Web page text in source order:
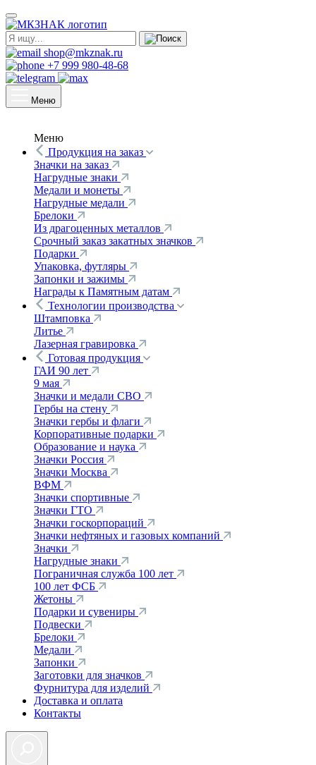
shop@mkznak.ru
+7 999 980-48-68
Меню
Меню
Продукция на заказ
Значки на заказ
Нагрудные знаки
Медали и монеты
Нагрудные медали
Брелоки
Из драгоценных металлов
Срочный заказ закатных значков
Подарки
Упаковка, футляры
Запонки и зажимы
Награды к Памятным датам
Технологии производства
Штамповка
Литье
Лазерная гравировка
Готовая продукция
ГАИ 90 лет
9 мая
Значки и медали СВО
Гербы на стену
Значки гербы и флаги
Корпоративные подарки
Образование и наука
Значки Россия
Значки Москва
ВФМ
Значки спортивные
Значки ГТО
Значки госкорпораций
Значки нефтяных и газовых компаний
Значки
Нагрудные знаки
Пограничная служба 100 лет
100 лет ФСБ
Жетоны
Подарки и сувениры
Подвески
Брелоки
Медали
Запонки
Заготовки для значков
Фурнитура для изделий
Доставка и оплата
Контакты